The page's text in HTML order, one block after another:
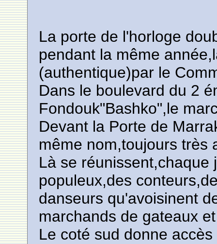
La porte de l'horloge
pendant la même
(authentique)par le
Dans le boulevard du 2
Fondouk"Bashko",le
Devant la Porte de
même nom,toujours très
Là se réunissent,chaque
populeux,des
danseurs qu'avoisinent
marchands de gateaux
Le coté sud donne